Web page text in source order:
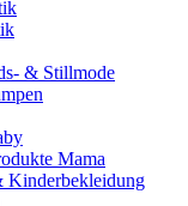
& Stillmode
Mama
Kinderbekleidung